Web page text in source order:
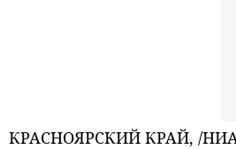
КРАСНОЯРСКИЙ КРАЙ, /